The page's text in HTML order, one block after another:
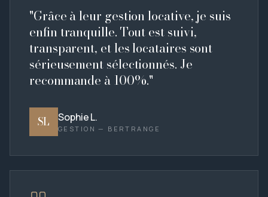
"Grâce à leur gestion locative, je suis
enfin tranquille. Tout est suivi,
transparent, et les locataires sont
sérieusement sélectionnés. Je
recommande à 100%."
SL Sophie L.
GESTION — BERTRANGE